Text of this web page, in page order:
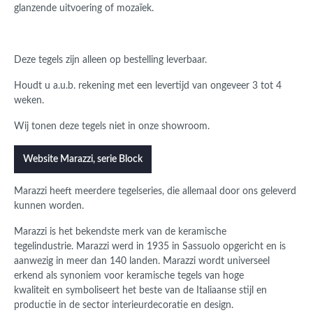
glanzende uitvoering of mozaïek.
Deze tegels zijn alleen op bestelling leverbaar.
Houdt u a.u.b. rekening met een levertijd van ongeveer 3 tot 4
weken.
Wij tonen deze tegels niet in onze showroom.
Website Marazzi, serie Block
Marazzi heeft meerdere tegelseries, die allemaal door ons geleverd
kunnen worden.
Marazzi is het bekendste merk van de keramische
tegelindustrie. Marazzi werd in 1935 in Sassuolo opgericht en is
aanwezig in meer dan 140 landen. Marazzi wordt universeel
erkend als synoniem voor keramische tegels van hoge
kwaliteit en symboliseert het beste van de Italiaanse stijl en
productie in de sector interieurdecoratie en design.